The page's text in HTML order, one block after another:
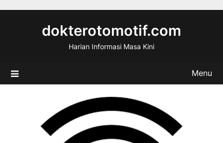
dokterotomotif.com
Harian Informasi Masa Kini
Menu